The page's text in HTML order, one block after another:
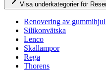
Visa underkategorier för
Renovering av gummihjul
Silikonvätska
Lenco
Skallampor
Rega
Thorens